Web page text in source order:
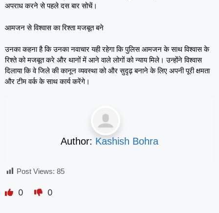
अपराध करने से पहले दस बार सोचें।
आमजन से विश्वास का रिश्ता मजबूत बने
उनका कहना है कि उनका नवाचार यही रहेगा कि पुलिस आमजन के साथ विश्वास के
रिश्ते को मजबूत करे और थानों में आने वाले लोगों को न्याय मिले। उन्होंने विश्वास
दिलाया कि वे जिले की कानून व्यवस्था को और सुदृढ़ बनाने के लिए अपनी पूरी क्षमता
और टीम वर्क के साथ कार्य करेंगे।
Author: Kashish Bohra
Post Views: 85
0 0